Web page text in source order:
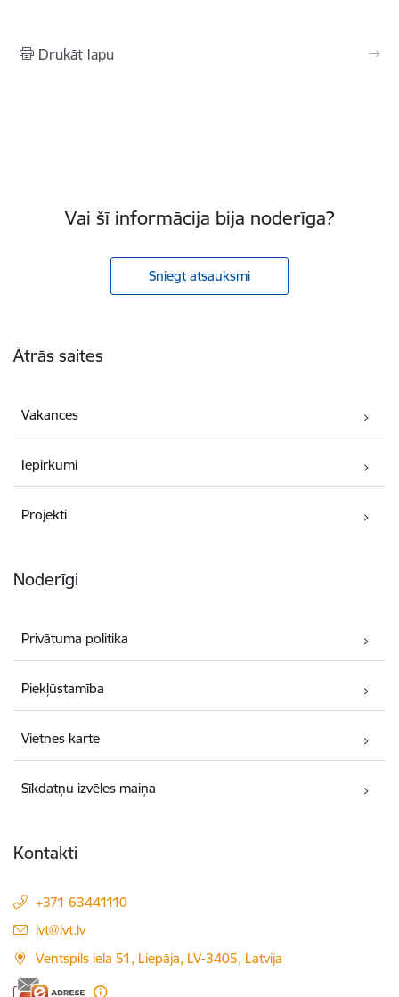
Drukāt lapu
Vai šī informācija bija noderīga?
Sniegt atsauksmi
Ātrās saites
Vakances
Iepirkumi
Projekti
Noderīgi
Privātuma politika
Piekļūstamība
Vietnes karte
Sīkdatņu izvēles maiņa
Kontakti
+371 63441110
E-pasts:
lvt@lvt.lv
Ventspils iela 51, Liepāja, LV-3405, Latvija